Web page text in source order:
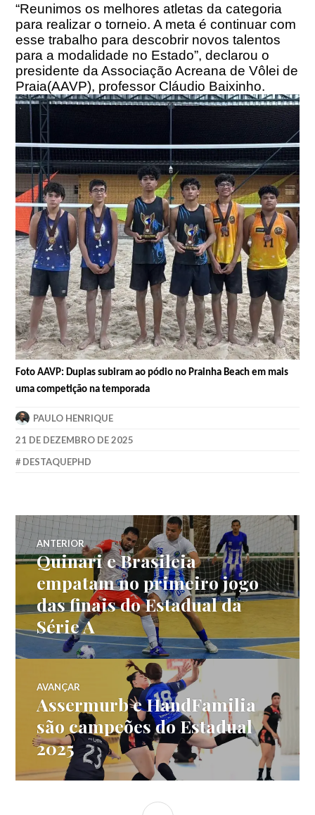
“Reunimos os melhores atletas da categoria
para realizar o torneio. A meta é continuar com
esse trabalho para descobrir novos talentos
para a modalidade no Estado”, declarou o
presidente da Associação Acreana de Vôlei de
Praia(AAVP), professor Cláudio Baixinho.
Foto AAVP: Duplas subiram ao pódio no Prainha Beach em mais
uma competição na temporada
PAULO HENRIQUE
21 DE DEZEMBRO DE 2025
DESTAQUEPHD
ANTERIOR
Quinari e Brasileia
empatam no primeiro jogo
das finais do Estadual da
Série A
AVANÇAR
Assermurb e HandFamilia
são campeões do Estadual
2025